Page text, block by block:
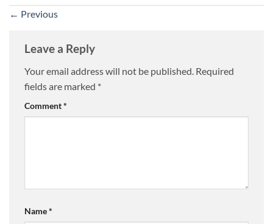
← Previous
Leave a Reply
Your email address will not be published. Required
fields are marked *
Comment*
Name*